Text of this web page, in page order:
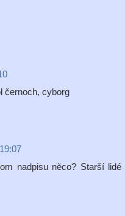
černoch, cyborg
nadpisu něco? Starší